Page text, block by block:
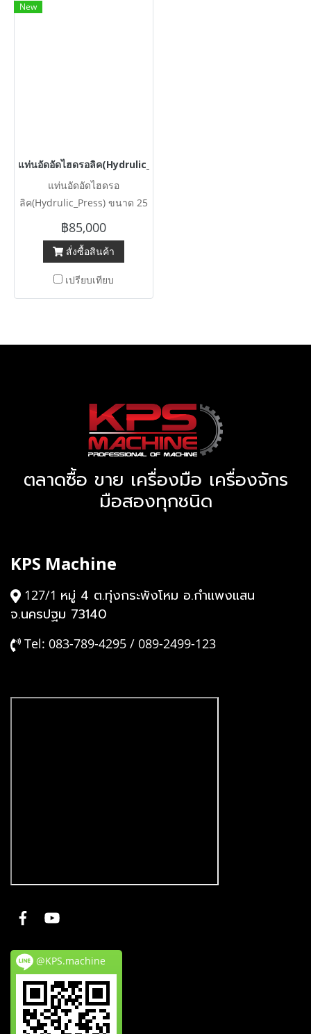
New
แท่นอัดอัดไฮดรอลิค(Hydrulic_Press) ขนาด 25 HP / 30 HP /
แท่นอัดอัดไฮดรอ
ลิค(Hydrulic_Press) ขนาด 25
HP / 30 HP / Press แรงกดประ
มาน 200 ton งานโครงสร้าง
หนาตันๆ รุ่นงานหนัก แกน
กระบอกโต 6” / 7” #ขายตาม
฿85,000
สั่งซื้อสินค้า
เปรียบเทียบ
ตลาดซื้อ ขาย เครื่องมือ เครื่องจักร
มือสองทุกชนิด
KPS Machine
127/1 หมู่ 4 ต.ทุ่งกระพังโหม อ.กำแพงแสน
จ.นครปฐม 73140
Tel: 083-789-4295 / 089-2499-123
@KPS.machine